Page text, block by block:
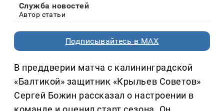
Служба новостей
Автор статьи
Подписывайтесь в MAX
В преддверии матча с калининградской
«Балтикой» защитник «Крыльев Советов»
Сергей Божин рассказал о настроении в